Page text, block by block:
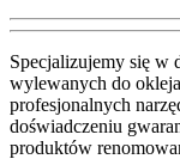
Specjalizujemy się w
wylewanych do
profesjonalnych
doświadczeniu
produktów